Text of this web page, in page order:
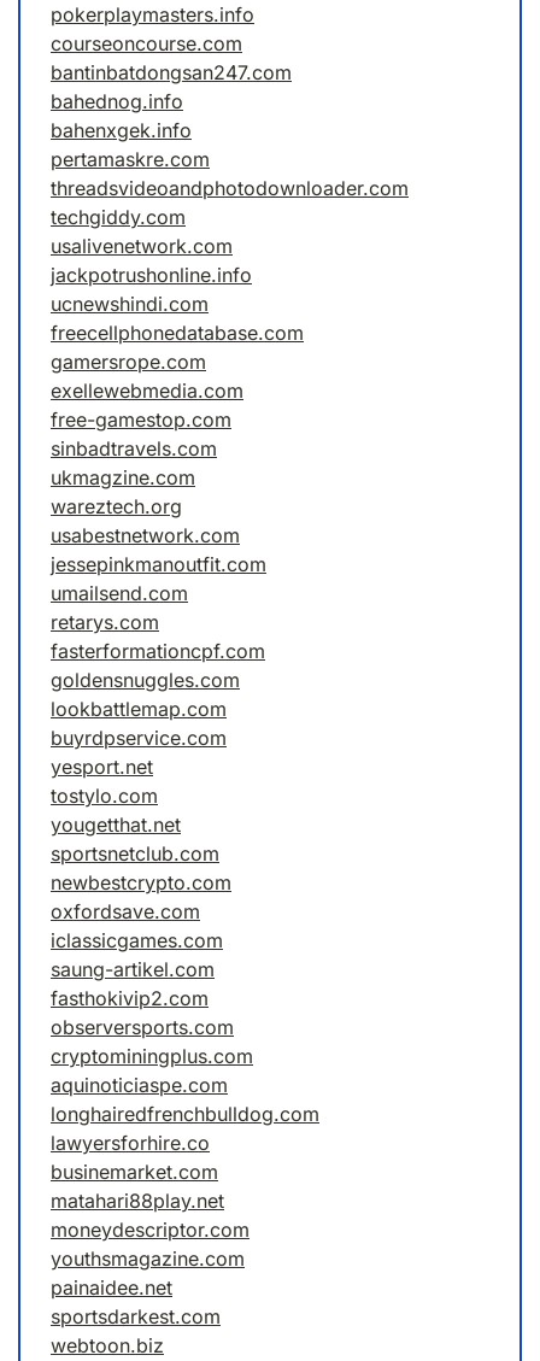
pokerplaymasters.info
courseoncourse.com
bantinbatdongsan247.com
bahednog.info
bahenxgek.info
pertamaskre.com
threadsvideoandphotodownloader.com
techgiddy.com
usalivenetwork.com
jackpotrushonline.info
ucnewshindi.com
freecellphonedatabase.com
gamersrope.com
exellewebmedia.com
free-gamestop.com
sinbadtravels.com
ukmagzine.com
wareztech.org
usabestnetwork.com
jessepinkmanoutfit.com
umailsend.com
retarys.com
fasterformationcpf.com
goldensnuggles.com
lookbattlemap.com
buyrdpservice.com
yesport.net
tostylo.com
yougetthat.net
sportsnetclub.com
newbestcrypto.com
oxfordsave.com
iclassicgames.com
saung-artikel.com
fasthokivip2.com
observersports.com
cryptominingplus.com
aquinoticiaspe.com
longhairedfrenchbulldog.com
lawyersforhire.co
businemarket.com
matahari88play.net
moneydescriptor.com
youthsmagazine.com
painaidee.net
sportsdarkest.com
webtoon.biz